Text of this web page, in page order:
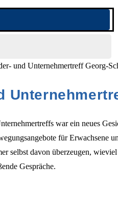
war ein neues
für Erwachsene
selbst davon überzeugen,
Gespräche.